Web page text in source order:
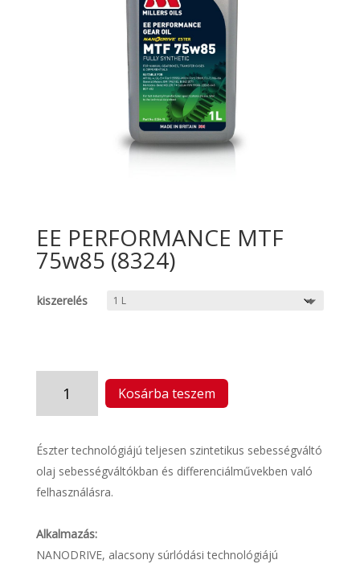
EE PERFORMANCE MTF
75w85 (8324)
kiszerelés
PERFORMANCE
MTF
(8324)
mennyiség
Kosárba teszem
Észter technológiájú teljesen szintetikus sebességváltó
olaj sebességváltókban és differenciálművekben való
felhasználásra.
Alkalmazás:
NANODRIVE, alacsony súrlódási technológiájú